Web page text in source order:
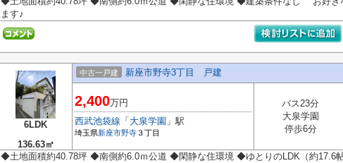
ます♪
6LDK
136.63㎡
中古一戸建 新座市野寺3丁目 戸建
2,400万円
西武池袋線 「 大泉学園 」駅
埼玉県新座市野寺３丁目
バス23分
大泉学園
停歩6分
◆土地面積約40.78坪 ◆南側約6.0ｍ公道 ◆閑静な住環境 ◆ゆとりのLDK（約17.6